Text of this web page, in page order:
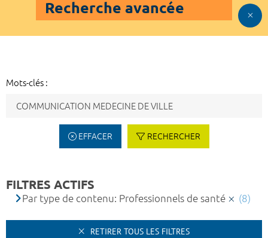
Recherche avancée
Mots-clés :
EFFACER RECHERCHER
FILTRES ACTIFS
Par type de contenu: Professionnels de santé (8)
RETIRER TOUS LES FILTRES